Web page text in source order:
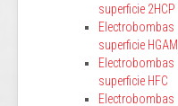
superficie 2HCP
Electrobombas
superficie HGAM
Electrobombas
superficie HFC
Electrobombas